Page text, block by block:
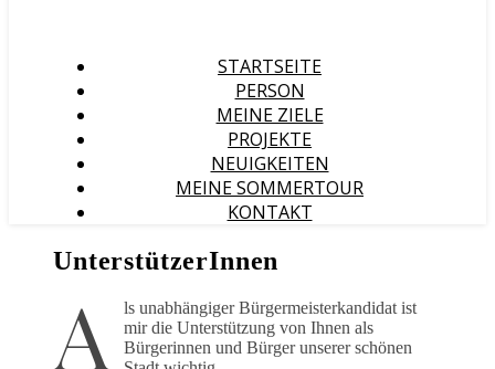
STARTSEITE
PERSON
MEINE ZIELE
PROJEKTE
NEUIGKEITEN
MEINE SOMMERTOUR
KONTAKT
UnterstützerInnen
A
ls unabhängiger Bürgermeisterkandidat ist
mir die Unterstützung von Ihnen als
Bürgerinnen und Bürger unserer schönen